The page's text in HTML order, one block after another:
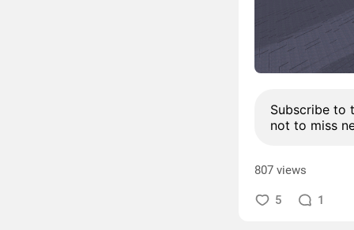
Subscribe to
not to miss
807 views
5 1